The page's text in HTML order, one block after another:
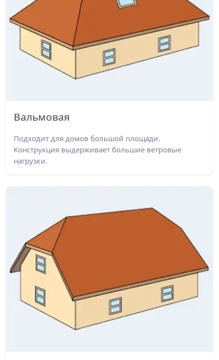
Вальмовая
Подходит для домов большой площади.
Конструкция выдерживает большие ветровые
нагрузки.